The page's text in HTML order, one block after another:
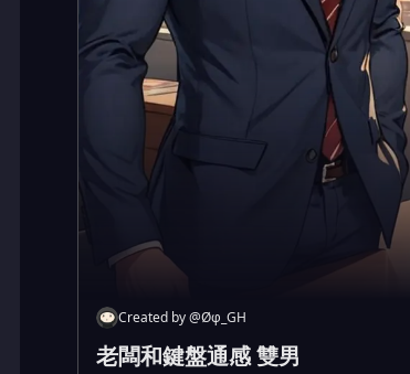
Created by@Øφ_GH
老闆和鍵盤通感 雙男